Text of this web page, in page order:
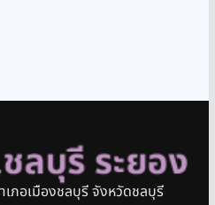
ภอเมืองชลบุรี จังหวัดชลบุรี